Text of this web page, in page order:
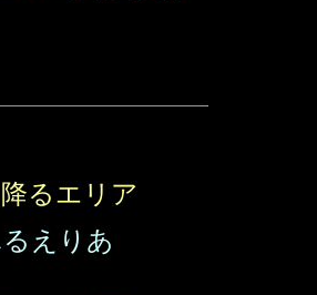
るエリア
えりあ